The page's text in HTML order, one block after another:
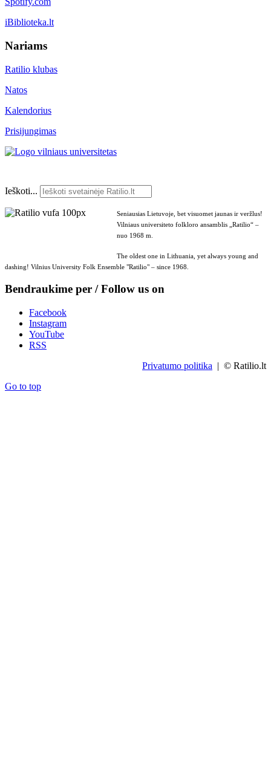
iBiblioteka.lt
Nariams
Ratilio klubas
Natos
Kalendorius
Prisijungimas
Ieškoti...
Seniausias Lietuvoje, bet visuomet jaunas ir veržlus!
Vilniaus universiteto folkloro ansamblis „Ratilio“ –
nuo 1968 m.
The oldest one in Lithuania, yet always young and
dashing! Vilnius University Folk Ensemble "Ratilio" – since 1968.
Bendraukime per / Follow us on
Facebook
Instagram
YouTube
RSS
Privatumo politika | © Ratilio.lt
Go to top